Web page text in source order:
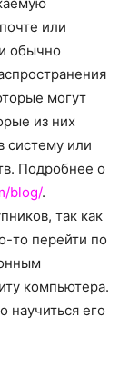
или
обычно
могут
из них
систему или
Подробнее о
blog/.
так как
то перейти по
компьютера.
научиться его